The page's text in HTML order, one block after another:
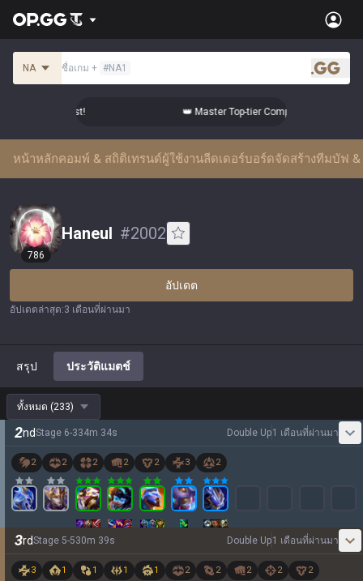
NA ชื่อเกม + #NA1
.gg
👑 Master Top-tier Comps from the Best!
หน้าหลักคอมพ์ & สถิติเทรนด์ผู้ใช้งานลีดเดอร์บอร์ดจัดสร้างทีมบัฟ &
786
Haneul #2002
อัปเดต
อัปเดตล่าสุด:3 เดือนที่ผ่านมา
สรุป ประวัติแมตช์
ทั้งหมด (233)
2ndStage 6-334m 34s Double Up1 เดือนที่ผ่านมา
2 2 2 2 2 3 2
3rdStage 5-530m 39s Double Up1 เดือนที่ผ่านมา
3 1 1 1 1 2 2 2 2 2